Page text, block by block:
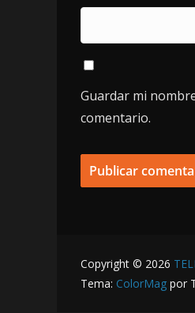
Guardar mi
comentario.
Copyright © 2026
Tema: ColorMag por